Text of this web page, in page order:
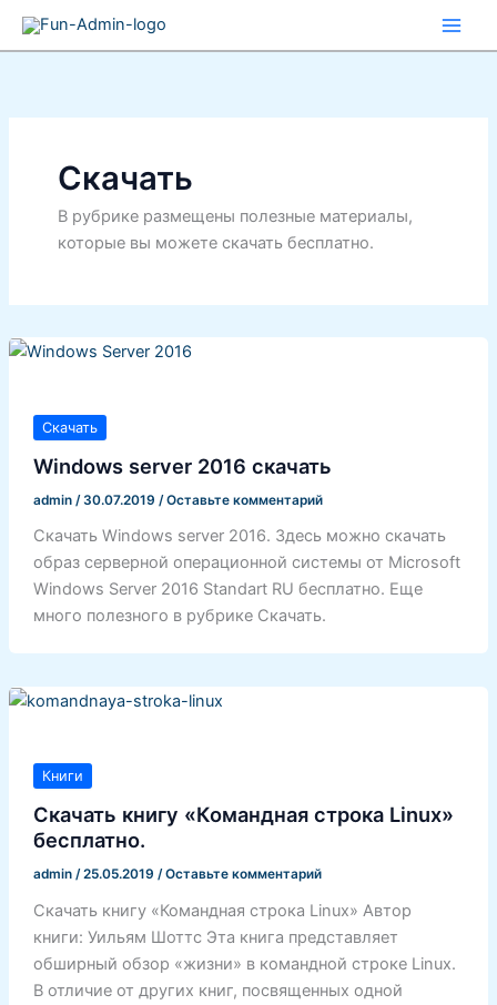
Перейти
Скачать
В рубрике размещены полезные материалы,
которые вы можете скачать бесплатно.
Скачать
Windows server 2016 скачать
admin /30.07.2019 /Оставьте комментарий
Скачать Windows server 2016. Здесь можно скачать
образ серверной операционной системы от Microsoft
Windows Server 2016 Standart RU бесплатно. Еще
много полезного в рубрике Скачать.
Книги
Скачать книгу «Командная строка Linux»
бесплатно.
admin /25.05.2019 /Оставьте комментарий
Скачать книгу «Командная строка Linux» Автор
книги: Уильям Шоттс Эта книга представляет
обширный обзор «жизни» в командной строке Linux.
В отличие от других книг, посвященных одной